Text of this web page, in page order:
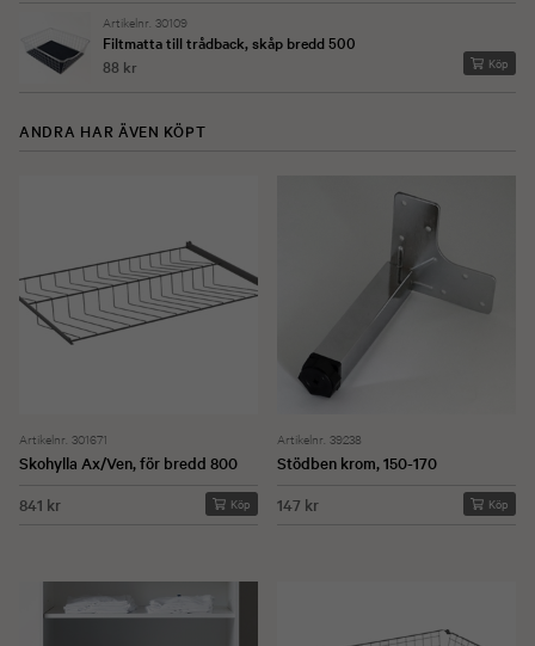
Artikelnr. 30109
Filtmatta till trådback, skåp bredd 500
88 kr
Köp
ANDRA HAR ÄVEN KÖPT
Artikelnr. 301671
Skohylla Ax/Ven, för bredd 800
841 kr
Köp
Artikelnr. 39238
Stödben krom, 150-170
147 kr
Köp